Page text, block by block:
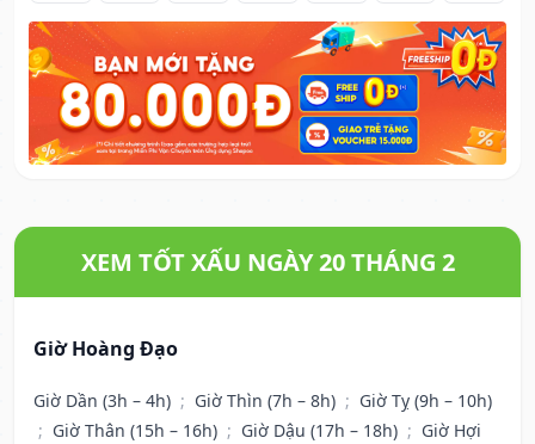
XEM TỐT XẤU NGÀY 20 THÁNG 2
Giờ Hoàng Đạo
Giờ Dần (3h – 4h) ; Giờ Thìn (7h – 8h) ; Giờ Tỵ (9h – 10h)
; Giờ Thân (15h – 16h) ; Giờ Dậu (17h – 18h) ; Giờ Hợi